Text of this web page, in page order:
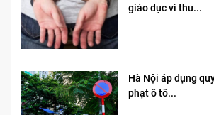
giáo dục vì thu...
Hà Nội áp dụng
phạt ô tô...